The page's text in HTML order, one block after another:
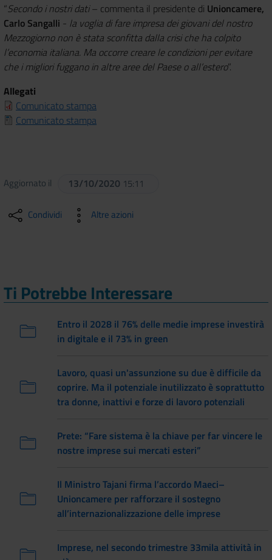
“Secondo i nostri dati– commenta il presidente di Unioncamere,
Carlo Sangalli - la voglia di fare impresa dei giovani del nostro
Mezzogiorno non è stata sconfitta dalla crisi che ha colpito
l’economia italiana. Ma occorre creare le condizioni per evitare
che i migliori fuggano in altre aree del Paese o all’estero”.
Allegati
Comunicato stampa
Comunicato stampa
Aggiornato il 13/10/2020 15:11
Condividi Altre azioni
Ti Potrebbe Interessare
Entro il 2028 il 76% delle medie imprese investirà
in digitale e il 73% in green
Lavoro, quasi un'assunzione su due è difficile da
coprire. Ma il potenziale inutilizzato è soprattutto
tra donne, inattivi e forze di lavoro potenziali
Prete: “Fare sistema è la chiave per far vincere le
nostre imprese sui mercati esteri”
Il Ministro Tajani firma l’accordo Maeci–
Unioncamere per rafforzare il sostegno
all’internazionalizzazione delle imprese
Imprese, nel secondo trimestre 33mila attività in